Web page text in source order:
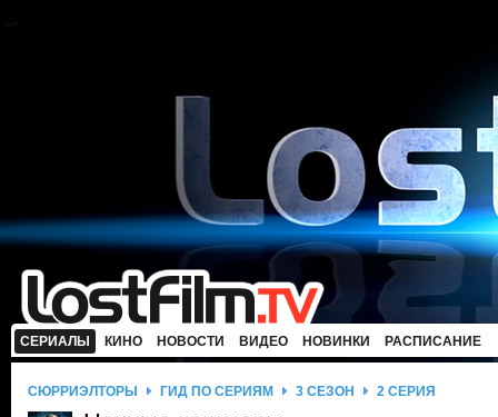
СЕРИАЛЫ КИНО НОВОСТИ ВИДЕО НОВИНКИ РАСПИСАНИЕ
СЮРРИЭЛТОРЫ ГИД ПО СЕРИЯМ 3 СЕЗОН 2 СЕРИЯ